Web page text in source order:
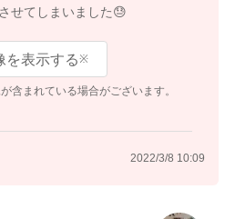
せてしまいました😓
を表示する※
含まれている場合がございます。
2022/3/8 10:09